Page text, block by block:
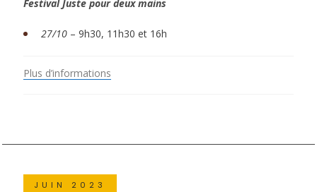
Festival Juste pour deux mains
27/10 – 9h30, 11h30 et 16h
Plus d’informations
JUIN 2023